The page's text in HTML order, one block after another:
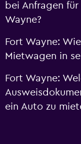
bei Anfragen
Wayne?
Fort Wayne:
Mietwagen in
Fort Wayne:
ein Auto zu